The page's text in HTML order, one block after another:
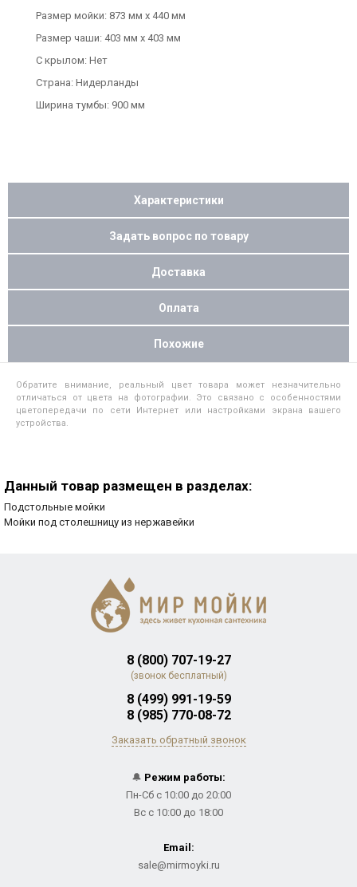
Размер мойки: 873 мм x 440 мм
Размер чаши: 403 мм x 403 мм
С крылом: Нет
Страна: Нидерланды
Ширина тумбы: 900 мм
Характеристики
Задать вопрос по товару
Доставка
Оплата
Похожие
Обратите внимание, реальный цвет товара может незначительно
отличаться от цвета на фотографии. Это связано с особенностями
цветопередачи по сети Интернет или настройками экрана вашего
устройства.
Данный товар размещен в разделах:
Подстольные мойки
Мойки под столешницу из нержавейки
8 (800) 707-19-27
(звонок бесплатный)
8 (499) 991-19-59
8 (985) 770-08-72
Заказать обратный звонок
🔔 Режим работы:
Пн-Сб с 10:00 до 20:00
Вс с 10:00 до 18:00
Email:
sale@mirmoyki.ru